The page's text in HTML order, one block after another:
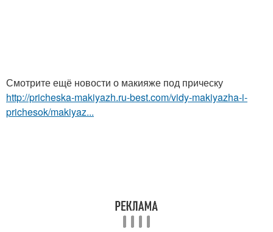
Смотрите ещё новости о макияже под прическу
http://pricheska-makiyazh.ru-best.com/vidy-makiyazha-i-
prichesok/makiyaz...